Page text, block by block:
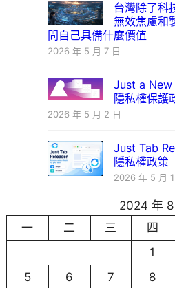
台灣除了科
無效焦慮和
問自己具備什麼價值
2026 年 5 月 7 日
Just a
隱私權保護
2026 年 5 月 2 日
Just Tab
隱私權政策
2026 年 5 月 1
2024 年 8
一
二 三 四
1
5
6 7 8